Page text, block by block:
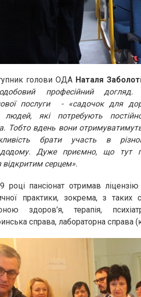
голови ОДА Наталя
професійний
послуги - «садочок для
людей, які потребують
вдень вони отримуватимуть
брати участь в
додому. Дуже приємно, що тут
відкритим серцем».
пансіонат отримав
практики, зокрема, з таких
здоров’я, терапія,
справа, лабораторна справа